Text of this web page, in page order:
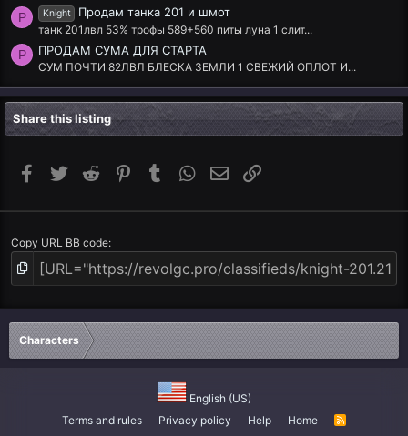
P Knight Продам танка 201 и шмот
танк 201лвл 53% трофы 589+560 питы луна 1 слит...
P ПРОДАМ СУМА ДЛЯ СТАРТА
СУМ ПОЧТИ 82ЛВЛ БЛЕСКА ЗЕМЛИ 1 СВЕЖИЙ ОПЛОТ И...
Share this listing
Facebook
TwitterReddit PinterestTumblr WhatsApp
Email Link
Copy URL BB code
Characters
English (US)
Terms and rules
Privacy policy Help Home
R